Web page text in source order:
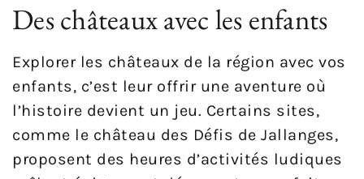
Des châteaux avec les enfants
Explorer les châteaux de la région avec vos
enfants, c’est leur offrir une aventure où
l’histoire devient un jeu. Certains sites,
comme le château des Défis de Jallanges,
proposent des heures d’activités ludiques